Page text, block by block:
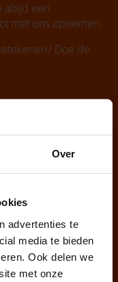
Over
advertenties te
media te bieden
Ook delen we
met onze
altijd een
met ons opnemen.
Doe de